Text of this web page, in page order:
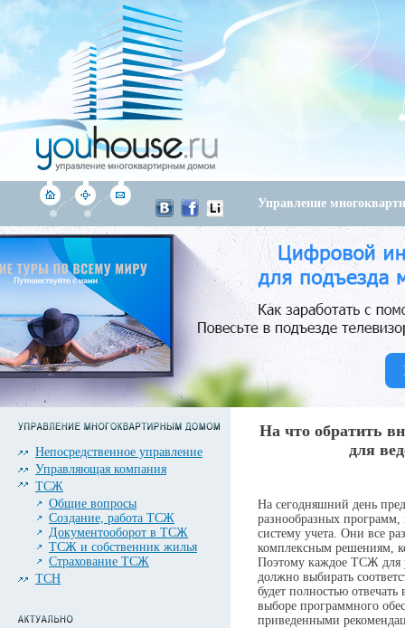
Управление
Непосредственное управление
Управляющая компания
ТСЖ
Общие вопросы
Создание, работа ТСЖ
Документооборот в ТСЖ
ТСЖ и собственник жилья
Страхование ТСЖ
ТСН
На что обратить
для
На сегодняшний день
разнообразных
систему учета. Они все
комплексным решениям,
Поэтому каждое ТСЖ для
должно выбирать
будет полностью
выборе программного
приведенными